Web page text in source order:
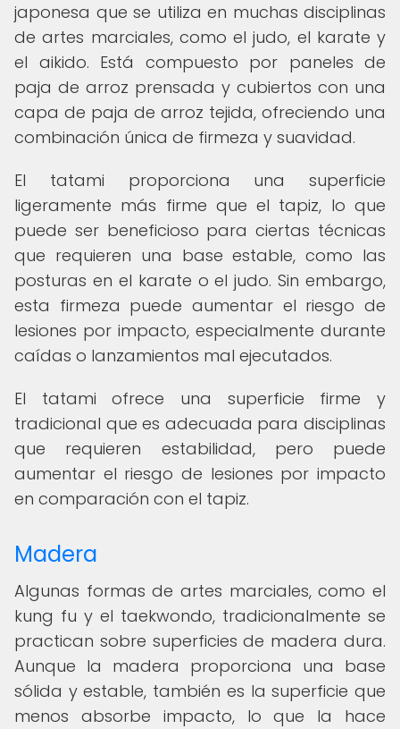
japonesa que se utiliza en muchas disciplinas
de artes marciales, como el judo, el karate y
el aikido. Está compuesto por paneles de
paja de arroz prensada y cubiertos con una
capa de paja de arroz tejida, ofreciendo una
combinación única de firmeza y suavidad.
El tatami proporciona una superficie
ligeramente más firme que el tapiz, lo que
puede ser beneficioso para ciertas técnicas
que requieren una base estable, como las
posturas en el karate o el judo. Sin embargo,
esta firmeza puede aumentar el riesgo de
lesiones por impacto, especialmente durante
caídas o lanzamientos mal ejecutados.
El tatami ofrece una superficie firme y
tradicional que es adecuada para disciplinas
que requieren estabilidad, pero puede
aumentar el riesgo de lesiones por impacto
en comparación con el tapiz.
Madera
Algunas formas de artes marciales, como el
kung fu y el taekwondo, tradicionalmente se
practican sobre superficies de madera dura.
Aunque la madera proporciona una base
sólida y estable, también es la superficie que
menos absorbe impacto, lo que la hace